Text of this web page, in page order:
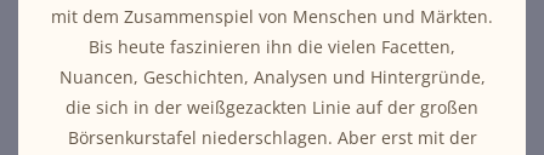
mit dem Zusammenspiel von Menschen und Märkten.
Bis heute faszinieren ihn die vielen Facetten,
Nuancen, Geschichten, Analysen und Hintergründe,
die sich in der weißgezackten Linie auf der großen
Börsenkurstafel niederschlagen. Aber erst mit der